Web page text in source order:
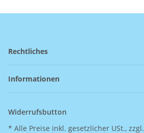
Rechtliches
Informationen
Widerrufsbutton
* Alle Preise inkl. gesetzlicher USt., zzgl.